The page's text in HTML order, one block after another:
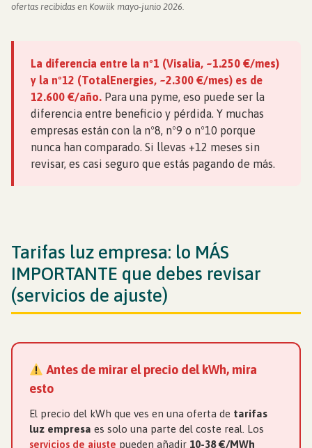
ofertas recibidas en Kowiik mayo-junio 2026.
La diferencia entre la nº1 (Visalia, ~1.250 €/mes)
y la nº12 (TotalEnergies, ~2.300 €/mes) es de
12.600 €/año. Para una pyme, eso puede ser la
diferencia entre beneficio y pérdida. Y muchas
empresas están con la nº8, nº9 o nº10 porque
nunca han comparado. Si llevas +12 meses sin
revisar, es casi seguro que estás pagando de más.
Tarifas luz empresa: lo MÁS
IMPORTANTE que debes revisar
(servicios de ajuste)
Antes de mirar el precio del kWh, mira
esto
El precio del kWh que ves en una oferta de tarifas
luz empresa es solo una parte del coste real. Los
servicios de ajuste pueden añadir 10-38 €/MWh